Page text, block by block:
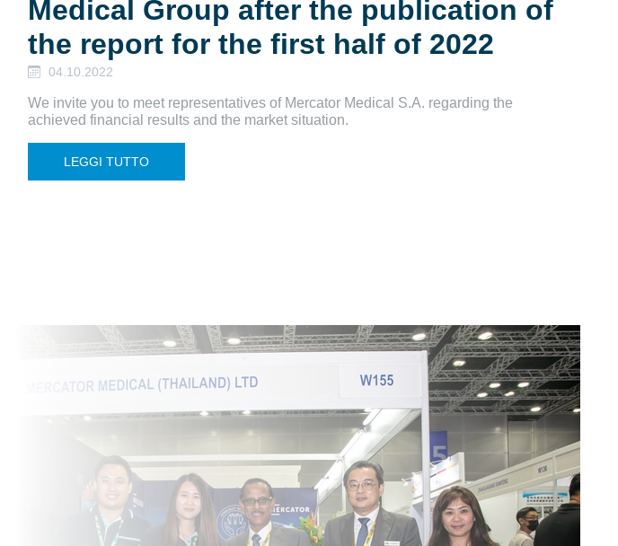
Medical Group after the publication of
the report for the first half of 2022
04.10.2022
We invite you to meet representatives of Mercator Medical S.A. regarding the
achieved financial results and the market situation.
LEGGI TUTTO